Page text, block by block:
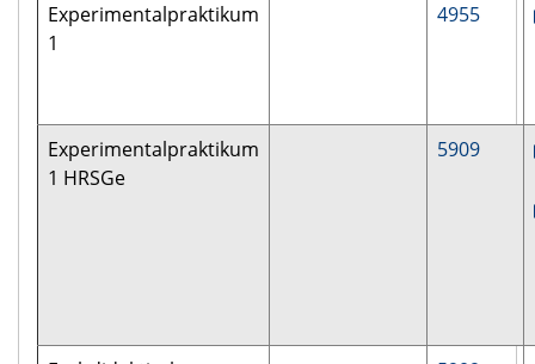
Experimentalpraktikum
1
4955
Experimentalpraktikum
1 HRSGe
5909